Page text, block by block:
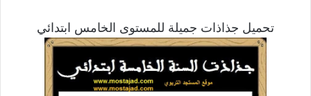
تحميل جذاذات جميلة للمستوى الخامس ابتدائي